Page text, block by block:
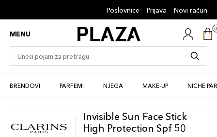
Poslovnice Prijava Novi račun
MENU
BRENDOVI PARFEMI NJEGA MAKE-UP NICHE
Invisible Sun Face Stick
High Protection Spf 50